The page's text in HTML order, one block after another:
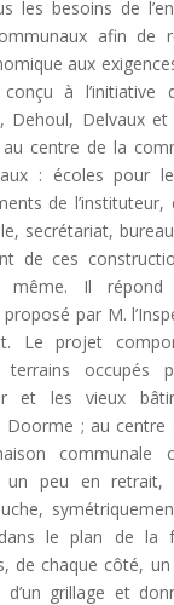
les besoins de
afin de
aux
à l’initiative
Dehoul, Delvaux
centre de la
: écoles pour
de l’instituteur,
secrétariat,
de ces
même. Il
par M.
Le projet
occupés
et les vieux
Doorme ; au centre
communale
un peu en retrait,
le plan de la
de chaque côté,
d’un grillage et